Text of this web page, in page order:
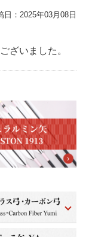
日： 2025年03月08日
ざいました。